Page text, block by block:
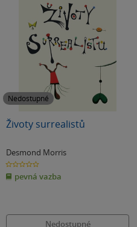
Nedostupné
Životy surrealistů
Desmond Morris
0.0
z
5
hvězdiček
pevná vazba
Nedostupné